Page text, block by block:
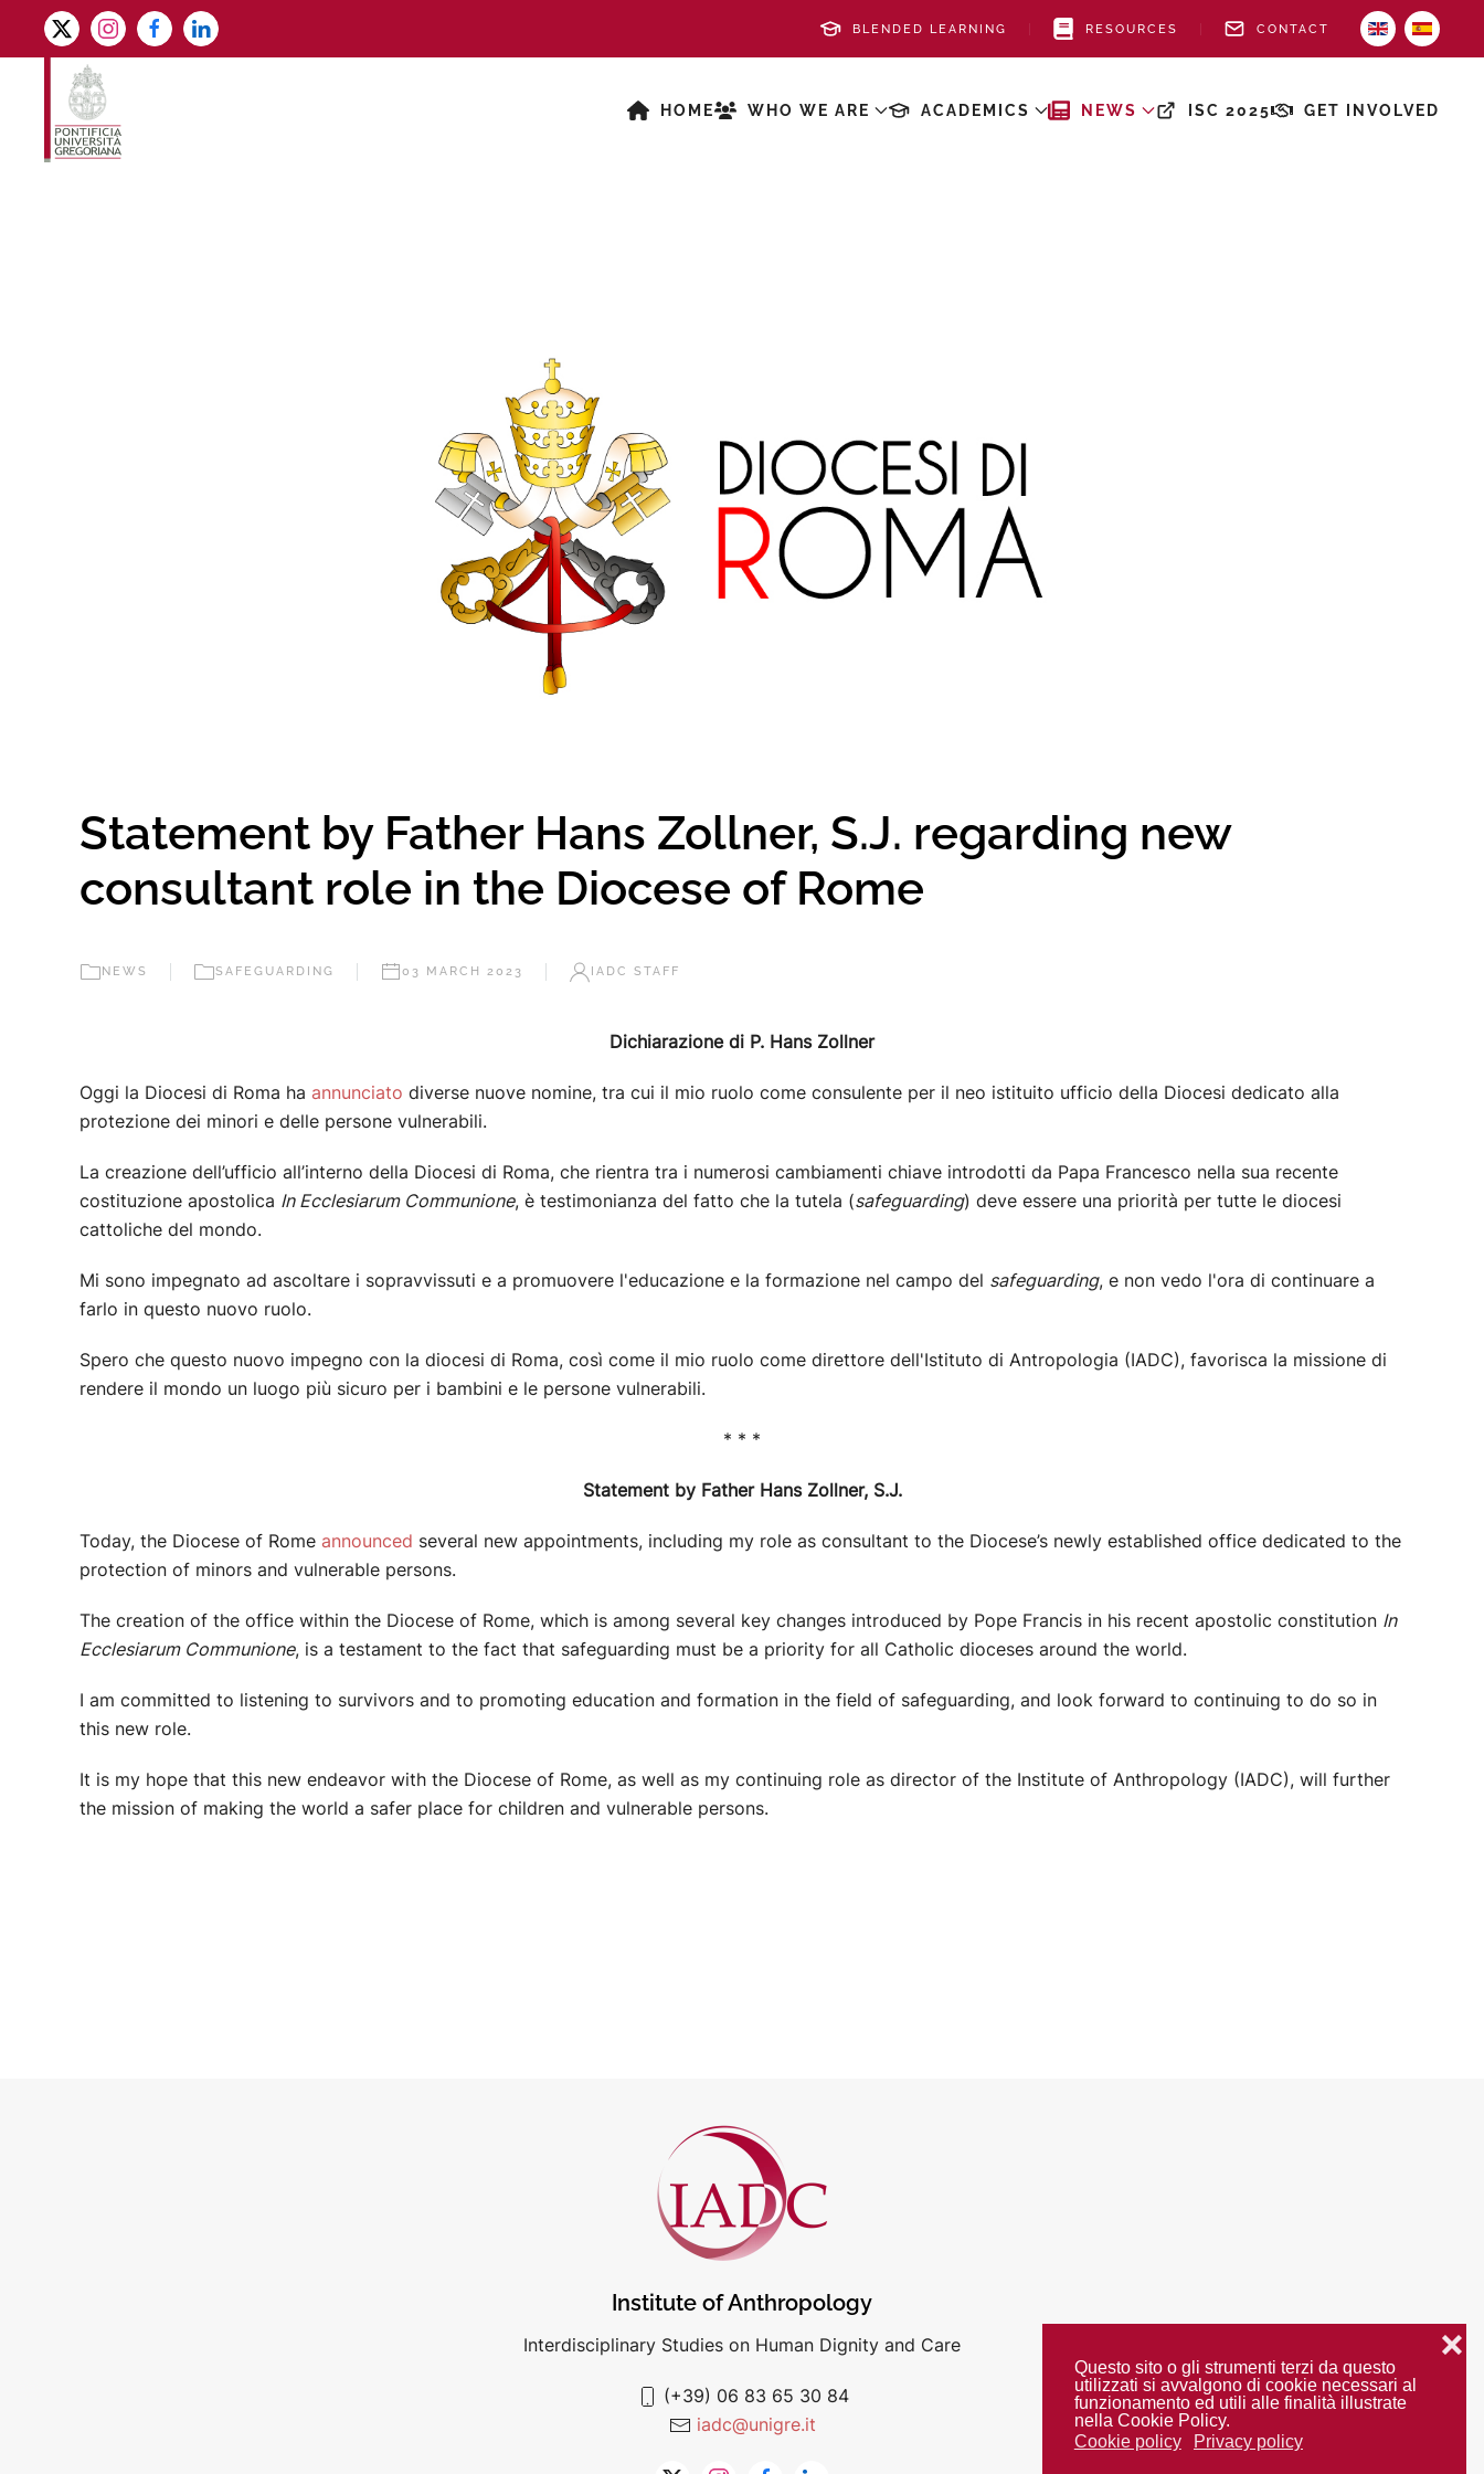
Questo sito o gli strumenti terzi da questo
utilizzati si avvalgono di cookie necessari al
funzionamento ed utili alle finalità illustrate
nella Cookie Policy.
Cookie policy
Privacy policy
❌
Skip to main content
BLENDED LEARNING RESOURCES CONTACT
HOME WHO WE ARE ACADEMICS NEWS ISC 2025 GET INVOLVED
Statement by Father Hans Zollner, S.J. regarding new
consultant role in the Diocese of Rome
NEWS SAFEGUARDING 03 MARCH 2023 IADC STAFF
Dichiarazione di P. Hans Zollner
Oggi la Diocesi di Roma ha annunciato diverse nuove nomine, tra cui il mio ruolo come consulente per il neo istituito ufficio della Diocesi dedicato alla
protezione dei minori e delle persone vulnerabili.
La creazione dell’ufficio all’interno della Diocesi di Roma, che rientra tra i numerosi cambiamenti chiave introdotti da Papa Francesco nella sua recente
costituzione apostolica In Ecclesiarum Communione, è testimonianza del fatto che la tutela (safeguarding) deve essere una priorità per tutte le diocesi
cattoliche del mondo.
Mi sono impegnato ad ascoltare i sopravvissuti e a promuovere l'educazione e la formazione nel campo del safeguarding, e non vedo l'ora di continuare a
farlo in questo nuovo ruolo.
Spero che questo nuovo impegno con la diocesi di Roma, così come il mio ruolo come direttore dell'Istituto di Antropologia (IADC), favorisca la missione di
rendere il mondo un luogo più sicuro per i bambini e le persone vulnerabili.
* * *
Statement by Father Hans Zollner, S.J.
Today, the Diocese of Rome announced several new appointments, including my role as consultant to the Diocese’s newly established office dedicated to the
protection of minors and vulnerable persons.
The creation of the office within the Diocese of Rome, which is among several key changes introduced by Pope Francis in his recent apostolic constitution In
Ecclesiarum Communione, is a testament to the fact that safeguarding must be a priority for all Catholic dioceses around the world.
I am committed to listening to survivors and to promoting education and formation in the field of safeguarding, and look forward to continuing to do so in
this new role.
It is my hope that this new endeavor with the Diocese of Rome, as well as my continuing role as director of the Institute of Anthropology (IADC), will further
the mission of making the world a safer place for children and vulnerable persons.
Institute of Anthropology
Interdisciplinary Studies on Human Dignity and Care
(+39) 06 83 65 30 84
iadc@unigre.it